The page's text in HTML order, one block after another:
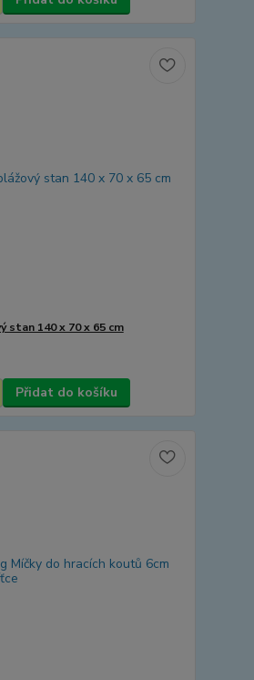
stan 140 x 70 x 65 cm
Přidat do košíku